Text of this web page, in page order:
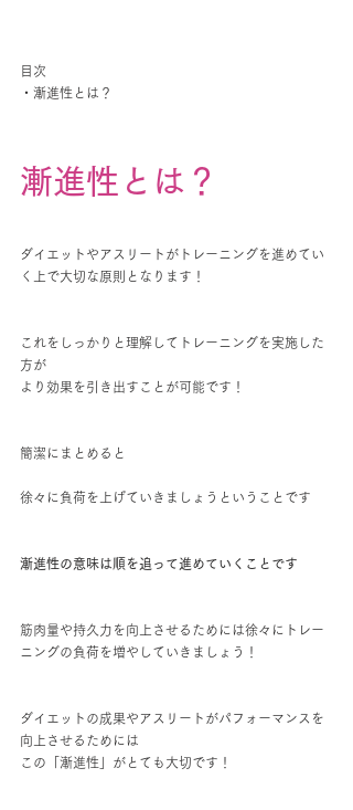
目次
・漸進性とは？
漸進性とは？
ダイエットやアスリートがトレーニングを進めてい
く上で大切な原則となります！
これをしっかりと理解してトレーニングを実施した
方が
より効果を引き出すことが可能です！
簡潔にまとめると
徐々に負荷を上げていきましょうということです
漸進性の意味は順を追って進めていくことです
筋肉量や持久力を向上させるためには徐々にトレー
ニングの負荷を増やしていきましょう！
ダイエットの成果やアスリートがパフォーマンスを
向上させるためには
この「漸進性」がとても大切です！